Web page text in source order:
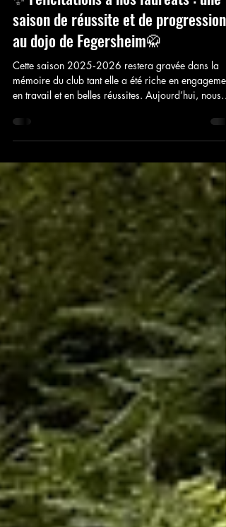
27 juin
2 min de lecture
✨ Félicitations à nos lauréats : une
saison de réussite et de progression
au dojo de Fegersheim🥋
mémoire du club tant elle a été riche en
en travail et en belles réussites. Aujourd’hui, nous
qui ont brillamment franchi une nouvelle étape dans
leur parcours d’Aïkidoka.